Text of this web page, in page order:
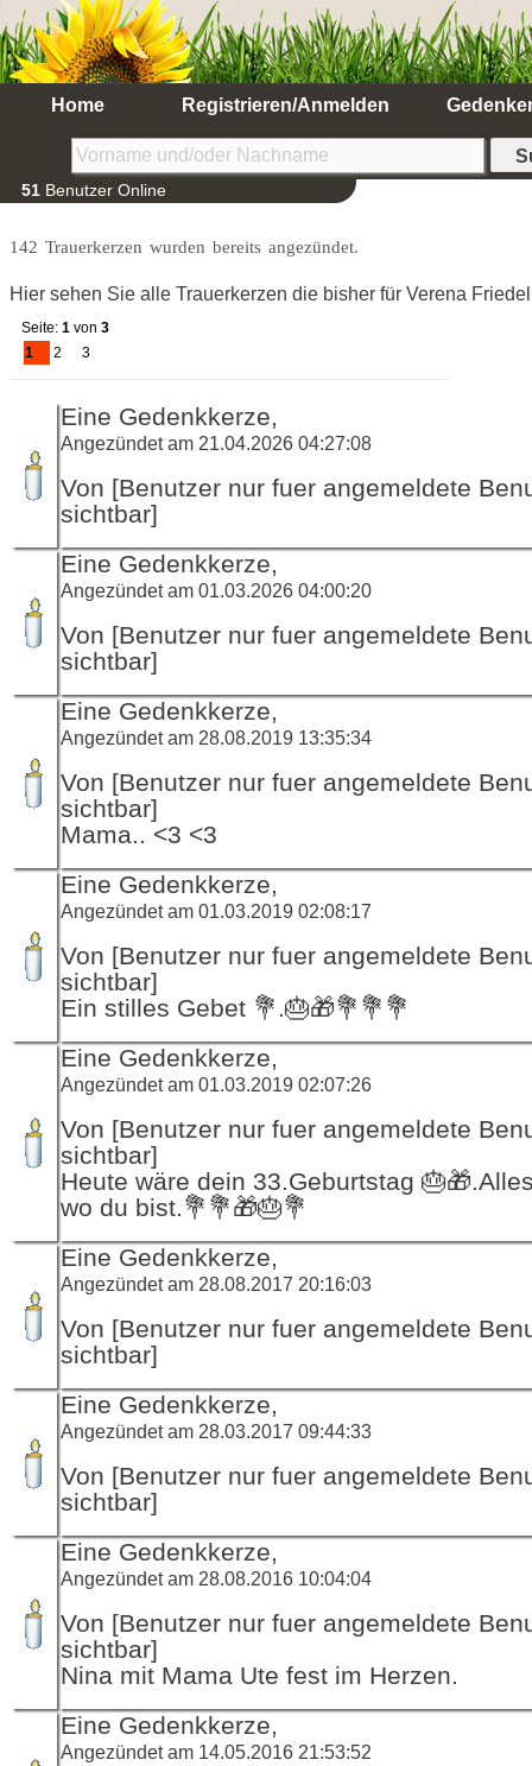
Home Registrieren/Anmelden
51 Benutzer Online
142 Trauerkerzen wurden bereits angezündet.
Hier sehen Sie alle Trauerkerzen die bisher für Verena
Seite: 1 von 3
1
2 3
Eine Gedenkkerze,
Angezündet am 21.04.2026 04:27:08
Von [Benutzer nur fuer angemeldete
sichtbar]
Eine Gedenkkerze,
Angezündet am 01.03.2026 04:00:20
Von [Benutzer nur fuer angemeldete
sichtbar]
Eine Gedenkkerze,
Angezündet am 28.08.2019 13:35:34
Von [Benutzer nur fuer angemeldete
sichtbar]
Mama.. <3 <3
Eine Gedenkkerze,
Angezündet am 01.03.2019 02:08:17
Von [Benutzer nur fuer angemeldete
sichtbar]
Ein stilles Gebet 💐.🎂🎁💐💐💐
Eine Gedenkkerze,
Angezündet am 01.03.2019 02:07:26
Von [Benutzer nur fuer angemeldete
sichtbar]
Heute wäre dein 33.Geburtstag
wo du bist.💐💐🎁🎂💐
Eine Gedenkkerze,
Angezündet am 28.08.2017 20:16:03
Von [Benutzer nur fuer angemeldete
sichtbar]
Eine Gedenkkerze,
Angezündet am 28.03.2017 09:44:33
Von [Benutzer nur fuer angemeldete
sichtbar]
Eine Gedenkkerze,
Angezündet am 28.08.2016 10:04:04
Von [Benutzer nur fuer angemeldete
sichtbar]
Nina mit Mama Ute fest im Herzen.
Eine Gedenkkerze,
Angezündet am 14.05.2016 21:53:52